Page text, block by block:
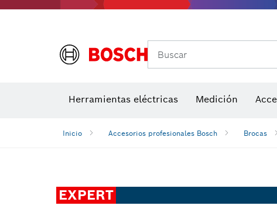
Buscar
Herramientas eléctricas Medición
Inicio Accesorios profesionales Bosch Brocas
EXPERT